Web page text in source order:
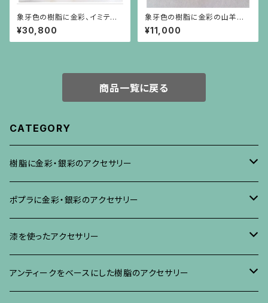
象牙色の樹脂に金彩、イミテー
ションパールがグルリと巻いてい
るブローチ
¥30,800
象牙色の樹脂に金彩の山羊の
ブローチ 楕円(中)
¥11,000
商品一覧に戻る
CATEGORY
樹脂に金彩・銀彩のアクセサリー
ブローチ
イヤリング・ピアス
ネックレス、その他
ポプラに金彩・銀彩のアクセサリー
ブローチ
イヤリング、ピアス
漆を使ったアクセサリー
ブローチ
アンティークをベースにした樹脂のアクセサリー